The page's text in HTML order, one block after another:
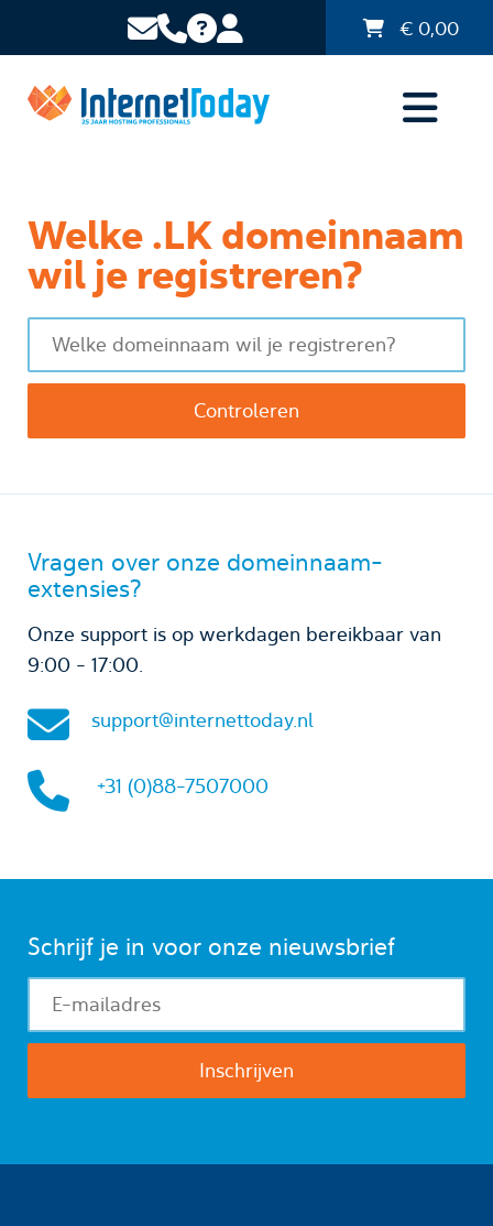
€ 0,00
Welke .LK domeinnaam
wil je registreren?
Vragen over onze domeinnaam-
extensies?
Onze support is op werkdagen bereikbaar van
9:00 - 17:00.
support@internettoday.nl
+31 (0)88-7507000
Schrijf je in voor onze nieuwsbrief